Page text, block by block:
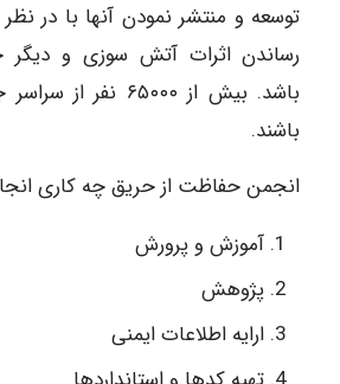
توسعه و منتشر نمودن آنها با در
رساندن اثرات آتش سوزی و
باشد. بیش از ۶۵۰۰۰
باشند.
انجمن حفاظت از حریق چه کاری
آموزش و پرورش
پژوهش
ارایه اطلاعات ایمنی